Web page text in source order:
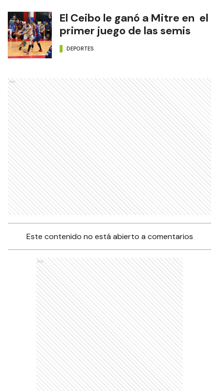
El Ceibo le ganó a Mitre en el
primer juego de las semis
DEPORTES
Ads
Este contenido no está abierto a comentarios
Ads